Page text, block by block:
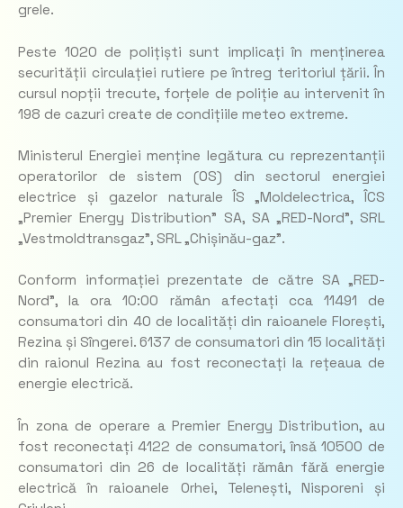
grele.
Peste 1020 de polițiști sunt implicați în menținerea
securității circulației rutiere pe întreg teritoriul țării. În
cursul nopții trecute, forțele de poliție au intervenit în
198 de cazuri create de condițiile meteo extreme.
Ministerul Energiei menține legătura cu reprezentanții
operatorilor de sistem (OS) din sectorul energiei
electrice și gazelor naturale ÎS „Moldelectrica, ÎCS
„Premier Energy Distribution” SA, SA „RED-Nord”, SRL
„Vestmoldtransgaz”, SRL „Chișinău-gaz”.
Conform informației prezentate de către SA „RED-
Nord”, la ora 10:00 rămân afectați cca 11491 de
consumatori din 40 de localități din raioanele Florești,
Rezina și Sîngerei. 6137 de consumatori din 15 localități
din raionul Rezina au fost reconectați la rețeaua de
energie electrică.
În zona de operare a Premier Energy Distribution, au
fost reconectați 4122 de consumatori, însă 10500 de
consumatori din 26 de localități rămân fără energie
electrică în raioanele Orhei, Telenești, Nisporeni și